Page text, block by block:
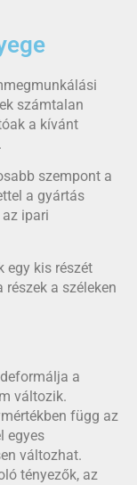
számtalan
a kívánt
szempont a
a gyártás
ipari
egy kis részét
a széleken
a
változik.
függ az
egyes
változhat.
tényezők, az